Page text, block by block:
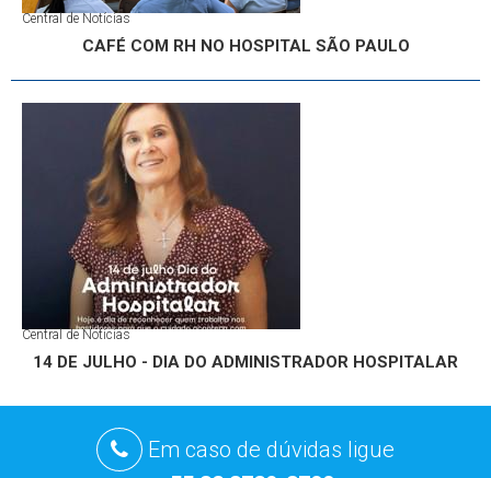
Central de Notícias
CAFÉ COM RH NO HOSPITAL SÃO PAULO
Central de Notícias
14 DE JULHO - DIA DO ADMINISTRADOR HOSPITALAR
Em caso de dúvidas ligue